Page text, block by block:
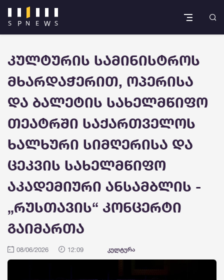
კულტურის სამინისტროს
მხარდაჭერით, ოპერისა
და ბალეტის სახელმწიფო
თეატრში საქართველოს
ხალხური სიმღერისა და
ცეკვის სახელმწიფო
აკადემიური ანსამბლის -
„რუსთავის“ კონცერტი
გაიმართა
08/06/2026 12:09 კულტურა